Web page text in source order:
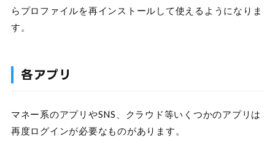
らプロファイルを再インストールして使えるようになりま
す。
各アプリ
マネー系のアプリやSNS、クラウド等いくつかのアプリは
再度ログインが必要なものがあります。